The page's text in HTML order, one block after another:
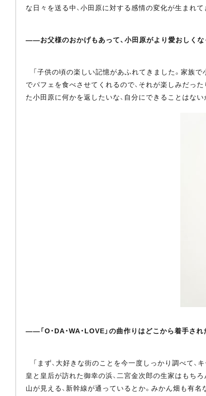
な日々を送る中、小田原に対する感情の変化が生まれて
――お父様のおかげもあって、小田原がより愛おしくな
「子供の頃の楽しい記憶があふれてきました。家族
でパフェを食べさせてくれるので、それが楽しみだっ
た小田原に何かを返したいな、自分にできることはない
――「O・DA・WA・LOVE」の曲作りはどこから着手され
「まず、大好きな街のことを今一度しっかり調べて、
皇と皇后が訪れた御幸の浜、二宮金次郎の生家はもち
山が見える、新幹線が通っているとか。みかん畑も有名